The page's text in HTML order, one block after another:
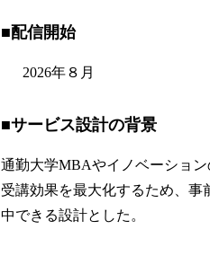
■配信開始
2026年８月
■サービス設計の背景
通勤大学MBAやイノベーショ
受講効果を最大化するため、
中できる設計とした。